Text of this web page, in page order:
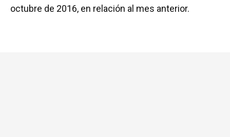
octubre de 2016, en relación al mes anterior.